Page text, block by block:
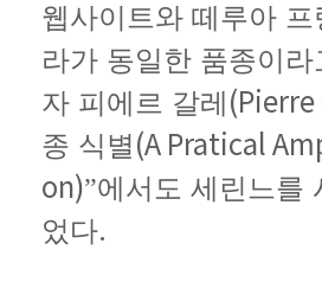
웹사이트와 떼루아 프
라가 동일한 품종이라
자 피에르 갈레
종 식별
on)”에서도 세린느를
었다.